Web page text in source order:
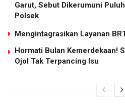
Garut, Sebut Dikerumuni
Polsek
Mengintagrasikan Layanan
Hormati Bulan Kemerdekaan!
Ojol Tak Terpancing Isu